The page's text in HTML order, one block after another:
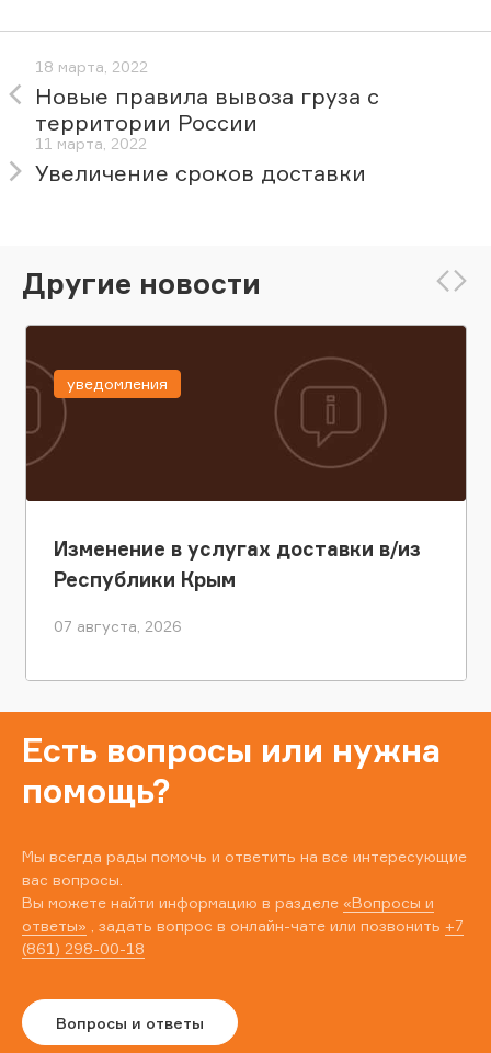
18 марта, 2022
Новые правила вывоза груза с
территории России
11 марта, 2022
Увеличение сроков доставки
Другие новости
Изменение в услугах доставки в/из
Республики Крым
07 августа, 2026
уведомления
Есть вопросы или нужна
помощь?
Мы всегда рады помочь и ответить на все интересующие
вас вопросы.
Вы можете найти информацию в разделе «Вопросы и
ответы» , задать вопрос в онлайн-чате или позвонить +7
(861) 298-00-18
Вопросы и ответы